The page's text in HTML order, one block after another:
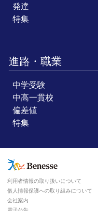
発達
特集
進路・職業
中学受験
中高一貫校
偏差値
特集
利用者情報の取り扱いについて
個人情報保護への取り組みについて
会社案内